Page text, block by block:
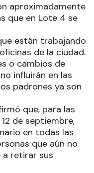
aproximadamente
que en Lote 4 se
están trabajando
de la ciudad.
o cambios de
influirán en las
padrones ya son
que, para las
de septiembre,
en todas las
que aún no
a retirar sus